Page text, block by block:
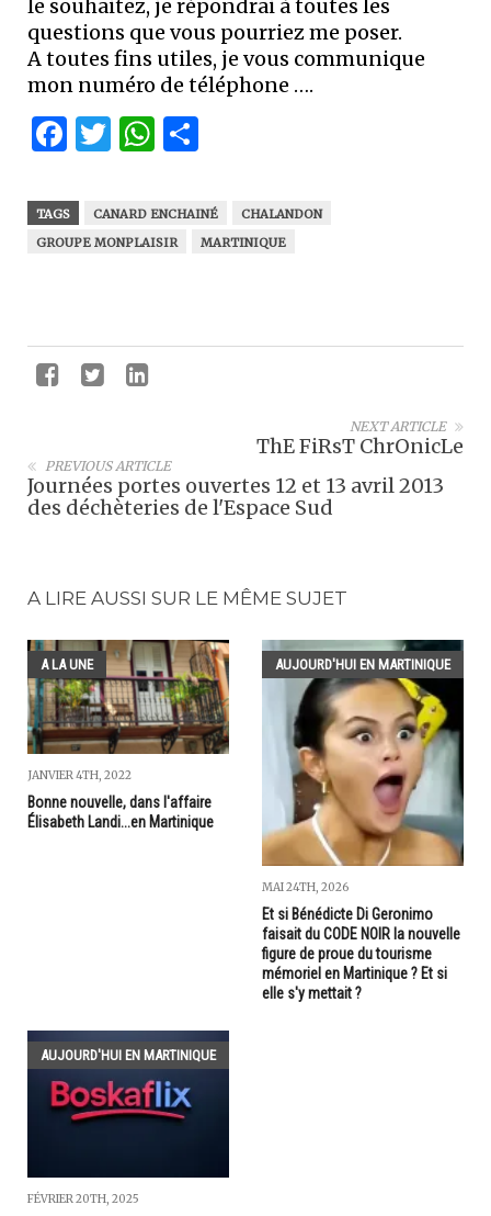
le souhaitez, je répondrai à toutes les
questions que vous pourriez me poser.
A toutes fins utiles, je vous communique
mon numéro de téléphone ….
Facebook
Twitter
WhatsApp
TAGS CANARD ENCHAINÉ
CHALANDON
GROUPE MONPLAISIR
MARTINIQUE
NEXT ARTICLE
ThE FiRsT ChrOnicLe
PREVIOUS ARTICLE
Journées portes ouvertes 12 et 13 avril 2013
des déchèteries de l'Espace Sud
A LIRE AUSSI SUR LE MÊME SUJET
A LA UNE
JANVIER 4TH, 2022
Bonne nouvelle, dans l'affaire
Élisabeth Landi...en Martinique
AUJOURD'HUI EN MARTINIQUE
MAI 24TH, 2026
Et si Bénédicte Di Geronimo
faisait du CODE NOIR la nouvelle
figure de proue du tourisme
mémoriel en Martinique ? Et si
elle s'y mettait ?
AUJOURD'HUI EN MARTINIQUE
FÉVRIER 20TH, 2025